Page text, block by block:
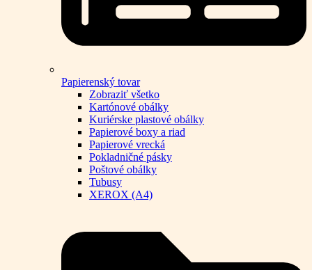
Papierenský tovar
Zobraziť všetko
Kartónové obálky
Kuriérske plastové obálky
Papierové boxy a riad
Papierové vrecká
Pokladničné pásky
Poštové obálky
Tubusy
XEROX (A4)